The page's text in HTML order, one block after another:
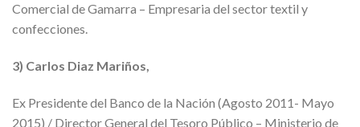
Comercial de Gamarra – Empresaria del sector textil y
confecciones.
3) Carlos Diaz Mariños,
Ex Presidente del Banco de la Nación (Agosto 2011- Mayo
2015) / Director General del Tesoro Público – Ministerio de